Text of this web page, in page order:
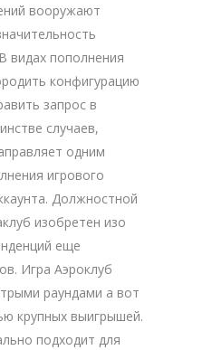
вооружают
видах пополнения
конфигурацию
запрос в
случаев,
одним
игрового
Должностной
изобретен изо
еще
Игра Аэроклуб
раундами а вот
крупных выигрышей.
подходит для